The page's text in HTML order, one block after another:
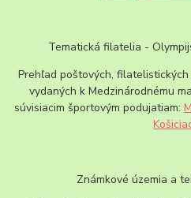
Tematická filatelia -
Prehľad poštových,
vydaných k Medzinárodnému
súvisiacim športovým podujatiam:
Známkové územia a